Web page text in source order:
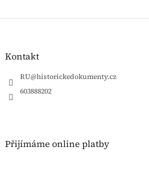
Z
Kontakt
RU@historickedokumenty.cz
603888202
Přijímáme online platby